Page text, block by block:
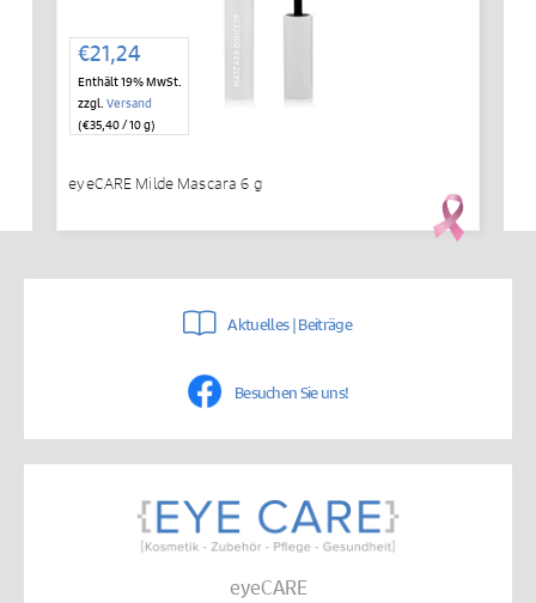
€21,24
Enthält 19% MwSt.
zzgl. Versand
(€35,40/ 10 g)
eyeCARE Milde Mascara 6 g
Aktuelles | Beiträge
Besuchen Sie uns!
eyeCARE